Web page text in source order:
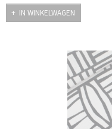
IN WINKELWAGEN